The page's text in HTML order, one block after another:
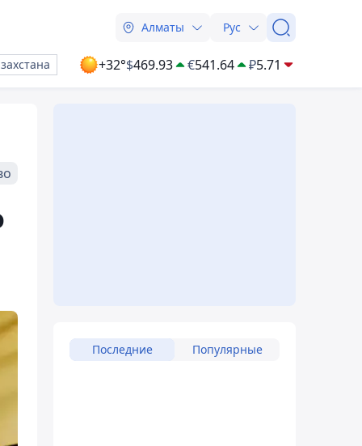
Алматы Рус
+32°$469.93 €541.64 ₽5.71
Последние Популярные